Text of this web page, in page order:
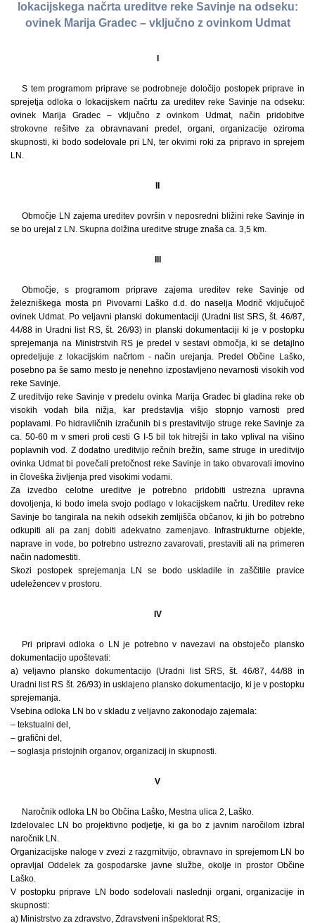
lokacijskega načrta ureditve reke Savinje na odseku:
ovinek Marija Gradec – vključno z ovinkom Udmat
I
S tem programom priprave se podrobneje določijo postopek priprave in
sprejetja odloka o lokacijskem načrtu za ureditev reke Savinje na odseku:
ovinek Marija Gradec – vključno z ovinkom Udmat, način pridobitve
strokovne rešitve za obravnavani predel, organi, organizacije oziroma
skupnosti, ki bodo sodelovale pri LN, ter okvirni roki za pripravo in sprejem
LN.
II
Območje LN zajema ureditev površin v neposredni bližini reke Savinje in
se bo urejal z LN. Skupna dolžina ureditve struge znaša ca. 3,5 km.
III
Območje, s programom priprave zajema ureditev reke Savinje od
železniškega mosta pri Pivovarni Laško d.d. do naselja Modrič vključujoč
ovinek Udmat. Po veljavni planski dokumentaciji (Uradni list SRS, št. 46/87,
44/88 in Uradni list RS, št. 26/93) in planski dokumentaciji ki je v postopku
sprejemanja na Ministrstvih RS je predel v sestavi območja, ki se detajlno
opredeljuje z lokacijskim načrtom - način urejanja. Predel Občine Laško,
posebno pa še samo mesto je nenehno izpostavljeno nevarnosti visokih vod
reke Savinje.
Z ureditvijo reke Savinje v predelu ovinka Marija Gradec bi gladina reke ob
visokih vodah bila nižja, kar predstavlja višjo stopnjo varnosti pred
poplavami. Po hidravličnih izračunih bi s prestavitvijo struge reke Savinje za
ca. 50-60 m v smeri proti cesti G I-5 bil tok hitrejši in tako vplival na višino
poplavnih vod. Z dodatno ureditvijo rečnih brežin, same struge in ureditvijo
ovinka Udmat bi povečali pretočnost reke Savinje in tako obvarovali imovino
in človeška življenja pred visokimi vodami.
Za izvedbo celotne ureditve je potrebno pridobiti ustrezna upravna
dovoljenja, ki bodo imela svojo podlago v lokacijskem načrtu. Ureditev reke
Savinje bo tangirala na nekih odsekih zemljišča občanov, ki jih bo potrebno
odkupiti ali pa zanj dobiti adekvatno zamenjavo. Infrastrukturne objekte,
naprave in vode, bo potrebno ustrezno zavarovati, prestaviti ali na primeren
način nadomestiti.
Skozi postopek sprejemanja LN se bodo uskladile in zaščitile pravice
udeležencev v prostoru.
IV
Pri pripravi odloka o LN je potrebno v navezavi na obstoječo plansko
dokumentacijo upoštevati:
a) veljavno plansko dokumentacijo (Uradni list SRS, št. 46/87, 44/88 in
Uradni list RS št. 26/93) in usklajeno plansko dokumentacijo, ki je v postopku
sprejemanja.
Vsebina odloka LN bo v skladu z veljavno zakonodajo zajemala:
– tekstualni del,
– grafični del,
– soglasja pristojnih organov, organizacij in skupnosti.
V
Naročnik odloka LN bo Občina Laško, Mestna ulica 2, Laško.
Izdelovalec LN bo projektivno podjetje, ki ga bo z javnim naročilom izbral
naročnik LN.
Organizacijske naloge v zvezi z razgrnitvijo, obravnavo in sprejemom LN bo
opravljal Oddelek za gospodarske javne službe, okolje in prostor Občine
Laško.
V postopku priprave LN bodo sodelovali naslednji organi, organizacije in
skupnosti:
a) Ministrstvo za zdravstvo, Zdravstveni inšpektorat RS;